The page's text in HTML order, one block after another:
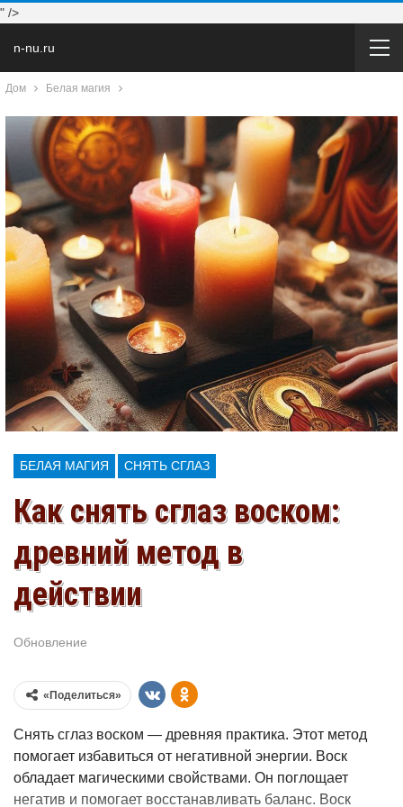
" />
n-nu.ru
Дом Белая магия
БЕЛАЯ МАГИЯ СНЯТЬ СГЛАЗ
Как снять сглаз воском:
древний метод в
действии
Обновление
«Поделиться»
Снять сглаз воском — древняя практика. Этот метод
помогает избавиться от негативной энергии. Воск
обладает магическими свойствами. Он поглощает
негатив и помогает восстанавливать баланс. Воск